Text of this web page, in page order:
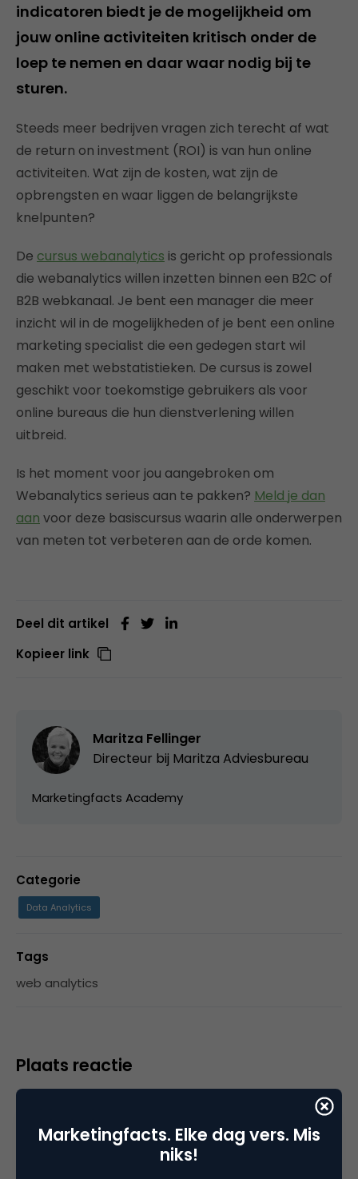
indicatoren biedt je de mogelijkheid om
jouw online activiteiten kritisch onder de
loep te nemen en daar waar nodig bij te
sturen.
Steeds meer bedrijven vragen zich terecht af wat
de return on investment (ROI) is van hun online
activiteiten. Wat zijn de kosten, wat zijn de
opbrengsten en waar liggen de belangrijkste
knelpunten?
De cursus webanalytics is gericht op professionals
die webanalytics willen inzetten binnen een B2C of
B2B webkanaal. Je bent een manager die meer
inzicht wil in de mogelijkheden of je bent een online
marketing specialist die een gedegen start wil
maken met webstatistieken. De cursus is zowel
geschikt voor toekomstige gebruikers als voor
online bureaus die hun dienstverlening willen
uitbreid.
Is het moment voor jou aangebroken om
Webanalytics serieus aan te pakken? Meld je dan
aan voor deze basiscursus waarin alle onderwerpen
van meten tot verbeteren aan de orde komen.
Deel dit artikel
Kopieer link
Maritza Fellinger
Directeur bij Maritza Adviesbureau
Marketingfacts Academy
Categorie
Data Analytics
Tags
web analytics
Plaats reactie
plaatsen.
Marketingfacts. Elke dag vers. Mis
niks!